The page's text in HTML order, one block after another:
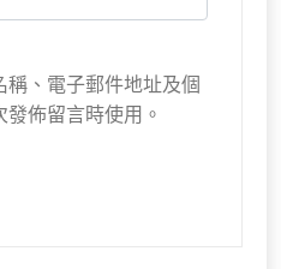
稱、電子郵件地址及個
佈留言時使用。